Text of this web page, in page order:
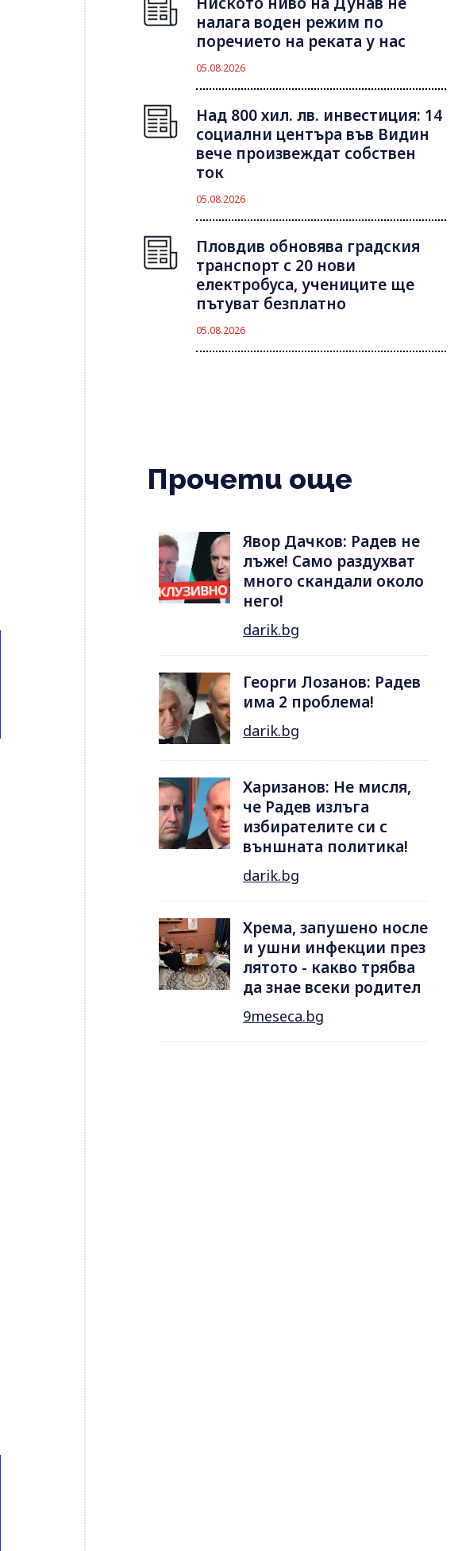
налага воден режим по
поречието на реката у нас
05.08.2026
Над 800 хил. лв. инвестиция: 14
социални центъра във Видин
вече произвеждат собствен
ток
05.08.2026
Пловдив обновява градския
транспорт с 20 нови
електробуса, учениците ще
пътуват безплатно
05.08.2026
Прочети още
Явор Дачков: Радев не
лъже! Само раздухват
много скандали около
него!
darik.bg
Георги Лозанов: Радев
има 2 проблема!
darik.bg
Харизанов: Не мисля,
че Радев излъга
избирателите си с
външната политика!
darik.bg
Хрема, запушено носле
и ушни инфекции през
лятотo - какво трябва
да знае всеки родител
9meseca.bg